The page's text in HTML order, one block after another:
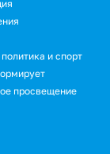
и спорт
просвещение